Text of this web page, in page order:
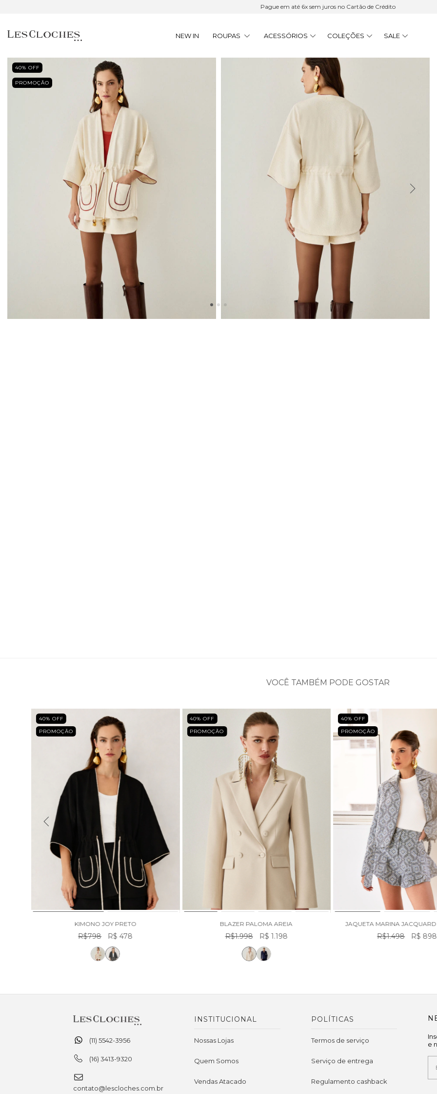
Pague em até 6x sem juros no Cartão de Crédito
NEW IN ROUPAS ACESSÓRIOS COLEÇÕES SALE
40% OFF
PROMOÇÃO
VOCÊ TAMBÉM PODE GOSTAR
40% OFF
PROMOÇÃO
KIMONO JOY PRETO
R$798 R$ 478
40% OFF
PROMOÇÃO
BLAZER PALOMA AREIA
R$1.998 R$ 1.198
40% OFF
PROMOÇÃO
JAQUETA MARINA JACQUARD
R$1.498 R$ 898
(11) 5542-3956
(16) 3413-9320
contato@lescloches.com.br
INSTITUCIONAL
Nossas Lojas
Quem Somos
Vendas Atacado
POLÍTICAS
Termos de serviço
Serviço de entrega
Regulamento cashback
e